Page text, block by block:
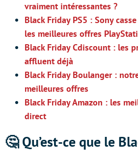
vraiment intéressantes ?
Black Friday PS5 : Sony
les meilleures offres
Black Friday Cdiscount : les
affluent déjà
Black Friday Boulanger :
meilleures offres
Black Friday Amazon : les
direct
🤔 Qu’est-ce que le